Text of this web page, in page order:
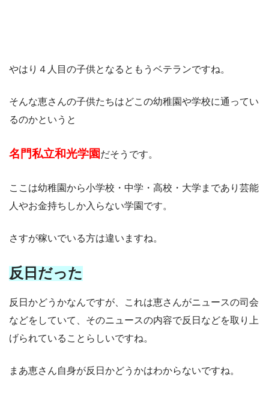
やはり４人目の子供となるともうベテランですね。
そんな恵さんの子供たちはどこの幼稚園や学校に通ってい
るのかというと
名門私立和光学園 だそうです。
ここは幼稚園から小学校・中学・高校・大学まであり芸能
人やお金持ちしか入らない学園です。
さすが稼いでいる方は違いますね。
反日だった
反日かどうかなんですが、これは恵さんがニュースの司会
などをしていて、そのニュースの内容で反日などを取り上
げられていることらしいですね。
まあ恵さん自身が反日かどうかはわからないですね。